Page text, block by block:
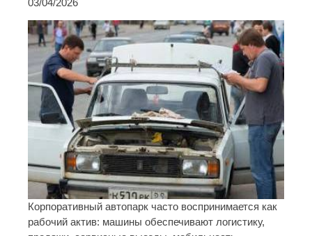
03/04/2026
Корпоративный автопарк часто воспринимается как
рабочий актив: машины обеспечивают логистику,